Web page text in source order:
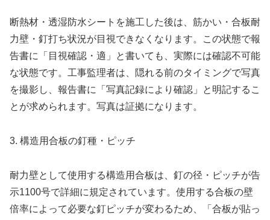
断熱材・透湿防水シートを施工した後は、筋かい・合板耐
力壁・釘打ち状況が目視できなくなります。この状態で報
告書に「目視確認・適」と書いても、実際には確認不可能
な状態です。工事監理者は、隠れる前のタイミングで写真
を撮影し、報告書に「写真記録により確認」と明記するこ
とが求められます。写真は証拠になります。
3. 構造用合板の釘種・ピッチ
耐力壁として使用する構造用合板は、釘の径・ピッチが告
示1100号で詳細に規定されています。使用する合板の壁
倍率によって必要な釘ピッチが変わるため、「合板が貼っ